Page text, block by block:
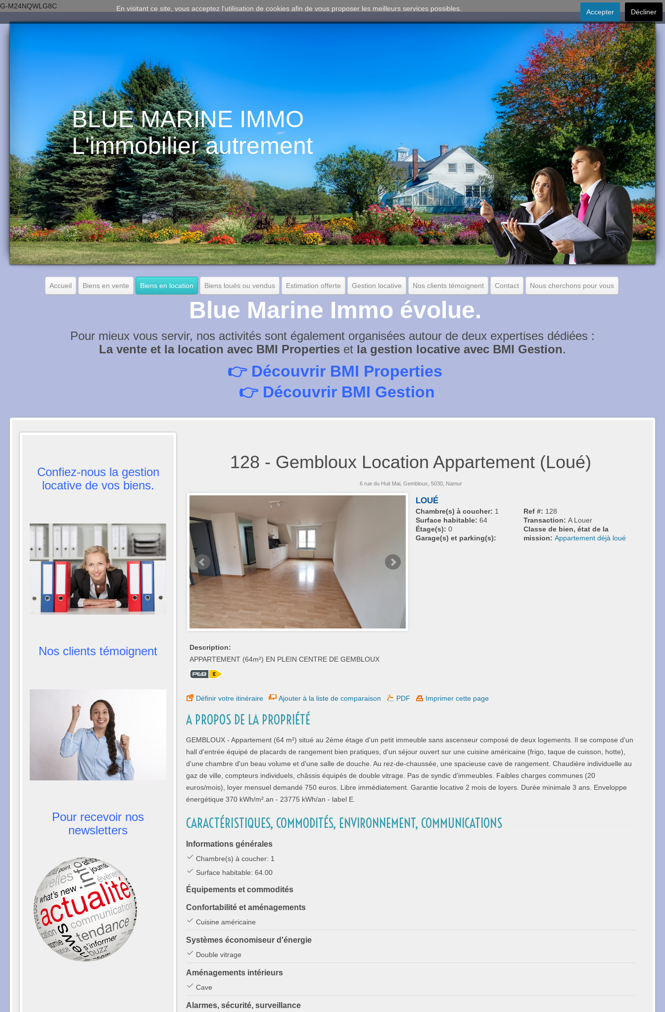
G-M24NQWLG8C
BLUE MARINE IMMO
L'immobilier autrement
Accueil Biens en vente Biens en location Biens loués ou vendus Estimation offerte Gestion locative Nos clients témoignent Contact Nous cherchons pour vous
Blue Marine Immo évolue.
Pour mieux vous servir, nos activités sont également organisées autour de deux expertises dédiées :
La vente et la location avec BMI Properties et la gestion locative avec BMI Gestion.
👉 Découvrir BMI Properties
👉 Découvrir BMI Gestion
Confiez-nous la gestion
locative de vos biens.
Nos clients témoignent
Pour recevoir nos
newsletters
128 - Gembloux Location Appartement (Loué)
6 rue du Huit Mai, Gembloux, 5030, Namur
LOUÉ
Chambre(s) à coucher: 1
Surface habitable: 64
Étage(s): 0
Garage(s) et parking(s):
Ref #: 128
Transaction:A Louer
Classe de bien, état de la
mission:Appartement déjà loué
Description:
APPARTEMENT (64m²) EN PLEIN CENTRE DE GEMBLOUX
Définir votre itinéraire Ajouter à la liste de comparaison PDF Imprimer cette page
A PROPOS DE LA PROPRIÉTÉ
GEMBLOUX - Appartement (64 m²) situé au 2ème étage d'un petit immeuble sans ascenseur composé de deux logements. Il se compose d'un
hall d'entrée équipé de placards de rangement bien pratiques, d'un séjour ouvert sur une cuisine américaine (frigo, taque de cuisson, hotte),
d'une chambre d'un beau volume et d'une salle de douche. Au rez-de-chaussée, une spacieuse cave de rangement. Chaudière individuelle au
gaz de ville, compteurs individuels, châssis équipés de double vitrage. Pas de syndic d'immeubles. Faibles charges communes (20
euros/mois), loyer mensuel demandé 750 euros. Libre immédiatement. Garantie locative 2 mois de loyers. Durée minimale 3 ans. Enveloppe
énergétique 370 kWh/m².an - 23775 kWh/an - label E.
CARACTÉRISTIQUES, COMMODITÉS, ENVIRONNEMENT, COMMUNICATIONS
Informations générales
Chambre(s) à coucher: 1
Surface habitable: 64.00
Équipements et commodités
Confortabilité et aménagements
Cuisine américaine
Systèmes économiseur d'énergie
Double vitrage
Aménagements intérieurs
Cave
Alarmes, sécurité, surveillance
En visitant ce site, vous acceptez l'utilisation de cookies afin de vous proposer les meilleurs services possibles. Accepter Décliner